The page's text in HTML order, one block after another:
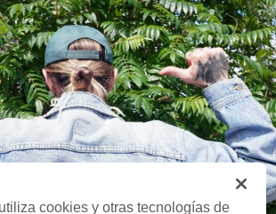
cookies y otras tecnologías de